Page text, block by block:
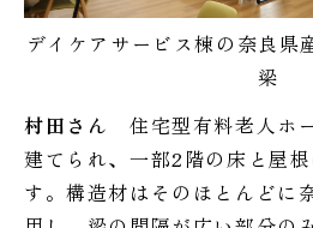
デイケアサービス棟の奈良県
梁
村田さん
住宅型有料老人ホ
建てられ、一部2階の床と屋
す。構造材はそのほとんどに